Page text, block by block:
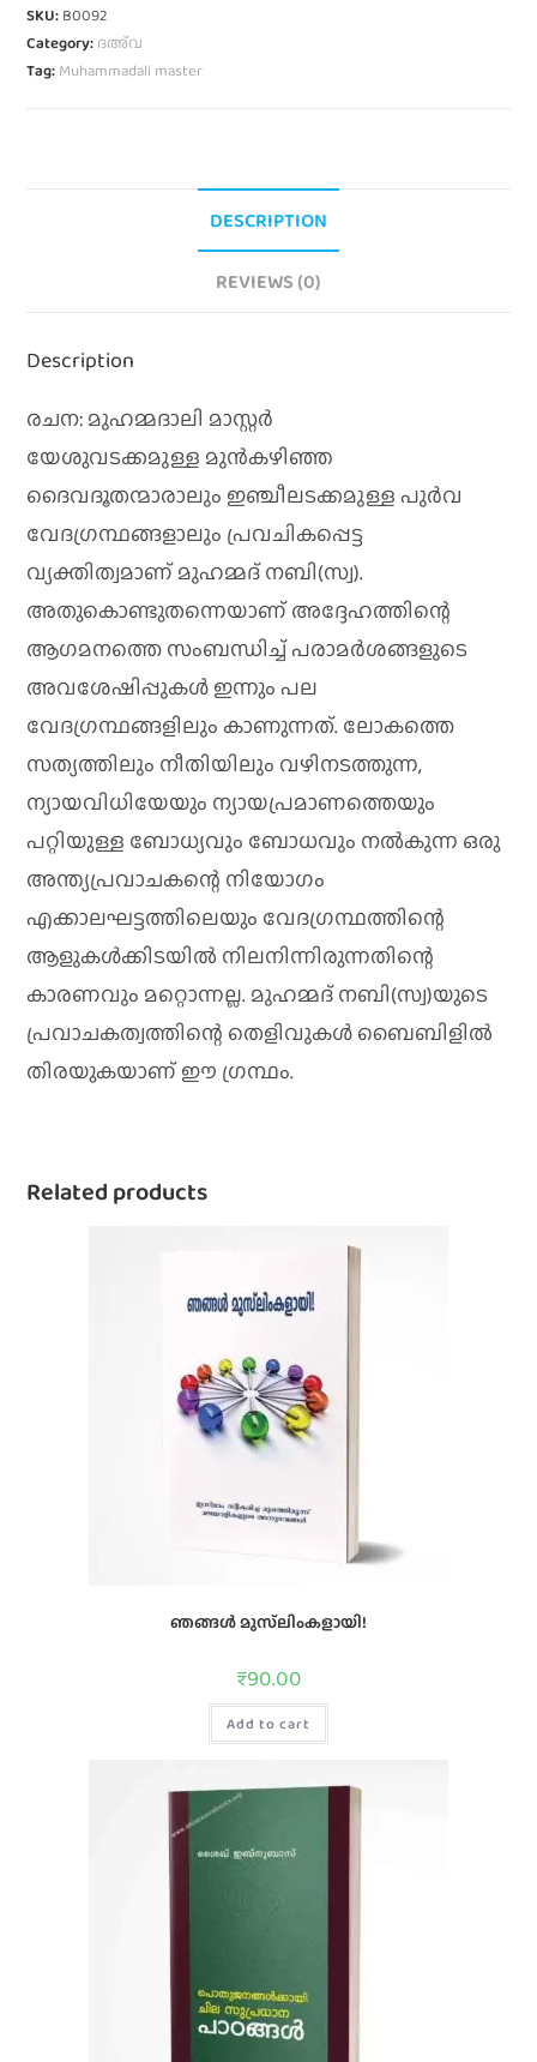
SKU: B0092
Category: ദഅ്‌വ
Tag: Muhammadali master
DESCRIPTION
REVIEWS (0)
Description
രചന: മുഹമ്മദാലി മാസ്റ്റര്‍
യേശുവടക്കമുള്ള മുന്‍കഴിഞ്ഞ
ദൈവദൂതന്മാരാലും ഇഞ്ചീലടക്കമുള്ള പുര്‍വ
വേദഗ്രന്ഥങ്ങളാലും പ്രവചികപ്പെട്ട
വ്യക്തിത്വമാണ്‌ മുഹമ്മദ്‌ നബി(സ്വ).
അതുകൊണ്ടുതന്നെയാണ്‌ അദ്ദേഹത്തിന്റെ
ആഗമനത്തെ സംബന്ധിച്ച്‌ പരാമര്‍ശങ്ങളുടെ
അവശേഷിപ്പുകള്‍ ഇന്നും പല
വേദഗ്രന്ഥങ്ങളിലും കാണുന്നത്‌. ലോകത്തെ
സത്യത്തിലും നീതിയിലും വഴിനടത്തുന്ന,
ന്യായവിധിയേയും ന്യായപ്രമാണത്തെയും
പറ്റിയുള്ള ബോധ്യവും ബോധവും നല്‍കുന്ന ഒരു
അന്ത്യപ്രവാചകന്റെ നിയോഗം
എക്കാലഘട്ടത്തിലെയും വേദഗ്രന്ഥത്തിന്റെ
ആളുകള്‍ക്കിടയില്‍ നിലനിന്നിരുന്നതിന്റെ
കാരണവും മറ്റൊന്നല്ല. മുഹമ്മദ്‌ നബി(സ്വ)യുടെ
പ്രവാചകത്വത്തിന്റെ തെളിവുകള്‍ ബൈബിളില്‍
തിരയുകയാണ്‌ ഈ ഗ്രന്ഥം.
Related products
ഞങ്ങൾ മുസ്‌ലിംകളായി!
₹90.00
Add to cart